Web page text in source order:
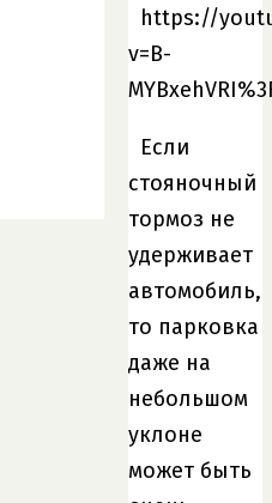
https://
v=B-
Если
стояночный
тормоз не
удерживает
автомобиль,
то парковка
даже на
небольшом
уклоне
может быть